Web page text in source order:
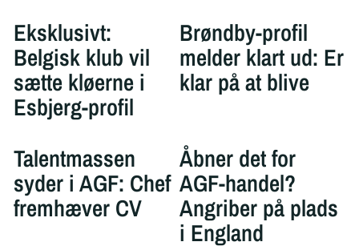
Eksklusivt:
Belgisk klub vil
sætte kløerne i
Esbjerg-profil
Brøndby-profil
melder klart ud: Er
klar på at blive
Talentmassen
syder i AGF: Chef
fremhæver CV
Åbner det for
AGF-handel?
Angriber på plads
i England